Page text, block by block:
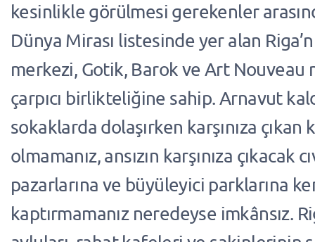
kesinlikle görülmesi gerekenler
Dünya Mirası listesinde yer alan
merkezi, Gotik, Barok ve Art Nouveau
çarpıcı birlikteliğine sahip. Arnavut
sokaklarda dolaşırken karşınıza çıkan
olmamanız, ansızın karşınıza çıkacak
pazarlarına ve büyüleyici parklarına
kaptırmamanız neredeyse imkânsız.